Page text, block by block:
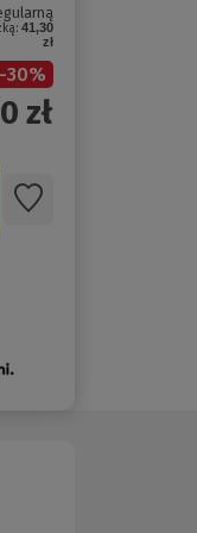
41,30
zł
-30%
zł